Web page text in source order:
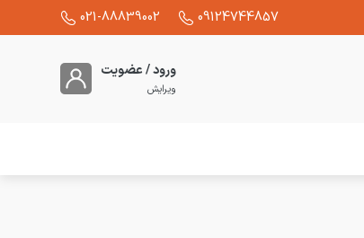
09124744857
021-88839002
ورود / عضویت
ویرایش